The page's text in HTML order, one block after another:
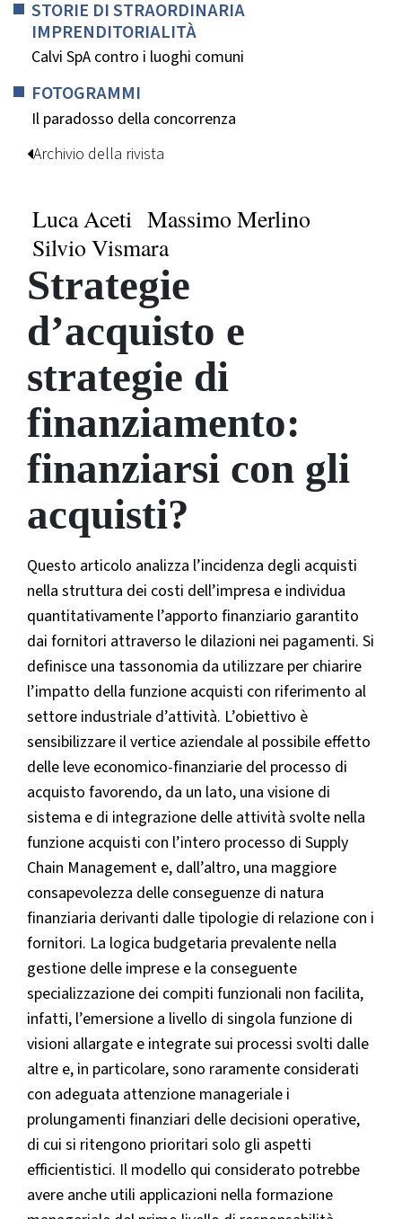
STORIE DI STRAORDINARIA
IMPRENDITORIALITÀ
Calvi SpA contro i luoghi comuni
FOTOGRAMMI
Il paradosso della concorrenza
Archivio della rivista
Luca Aceti Massimo Merlino
Silvio Vismara
Strategie
d’acquisto e
strategie di
finanziamento:
finanziarsi con gli
acquisti?
Questo articolo analizza l’incidenza degli acquisti
nella struttura dei costi dell’impresa e individua
quantitativamente l’apporto finanziario garantito
dai fornitori attraverso le dilazioni nei pagamenti. Si
definisce una tassonomia da utilizzare per chiarire
l’impatto della funzione acquisti con riferimento al
settore industriale d’attività. L’obiettivo è
sensibilizzare il vertice aziendale al possibile effetto
delle leve economico-finanziarie del processo di
acquisto favorendo, da un lato, una visione di
sistema e di integrazione delle attività svolte nella
funzione acquisti con l’intero processo di Supply
Chain Management e, dall’altro, una maggiore
consapevolezza delle conseguenze di natura
finanziaria derivanti dalle tipologie di relazione con i
fornitori. La logica budgetaria prevalente nella
gestione delle imprese e la conseguente
specializzazione dei compiti funzionali non facilita,
infatti, l’emersione a livello di singola funzione di
visioni allargate e integrate sui processi svolti dalle
altre e, in particolare, sono raramente considerati
con adeguata attenzione manageriale i
prolungamenti finanziari delle decisioni operative,
di cui si ritengono prioritari solo gli aspetti
efficientistici. Il modello qui considerato potrebbe
avere anche utili applicazioni nella formazione